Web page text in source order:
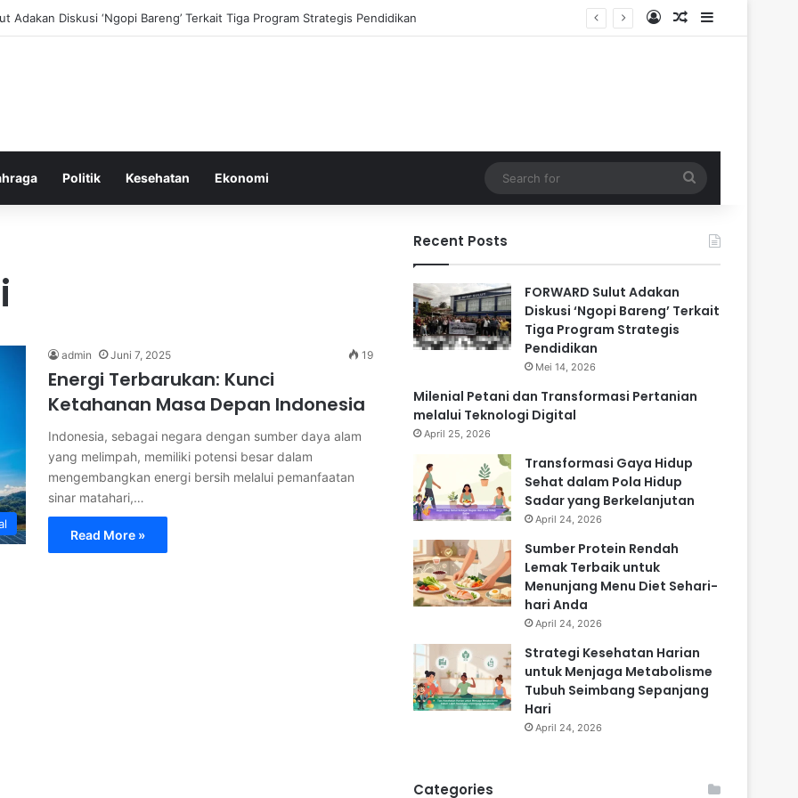
dan Transformasi Pertanian melalui Teknologi Digital Log InRandom Article
Sidebar
Politik Kesehatan Ekonomi
for
admin Juni 7, 2025 19
Energi Terbarukan: Kunci
Ketahanan Masa Depan Indonesia
Indonesia, sebagai negara dengan sumber daya alam
yang melimpah, memiliki potensi besar dalam
mengembangkan energi bersih melalui pemanfaatan
sinar matahari,…
Read More »
Recent Posts
FORWARD Sulut Adakan
Diskusi ‘Ngopi Bareng’ Terkait
Tiga Program Strategis
Pendidikan
Mei 14, 2026
Milenial Petani dan Transformasi Pertanian
melalui Teknologi Digital
April 25, 2026
Transformasi Gaya Hidup
Sehat dalam Pola Hidup
Sadar yang Berkelanjutan
April 24, 2026
Sumber Protein Rendah
Lemak Terbaik untuk
Menunjang Menu Diet Sehari-
hari Anda
April 24, 2026
Strategi Kesehatan Harian
untuk Menjaga Metabolisme
Tubuh Seimbang Sepanjang
Hari
April 24, 2026
Categories